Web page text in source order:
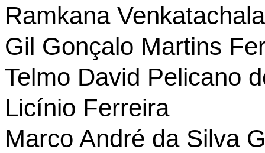
Ramkana
Gil Gonçalo Martins
Telmo David Pelicano
Licínio Ferreira
Marco André da Silva